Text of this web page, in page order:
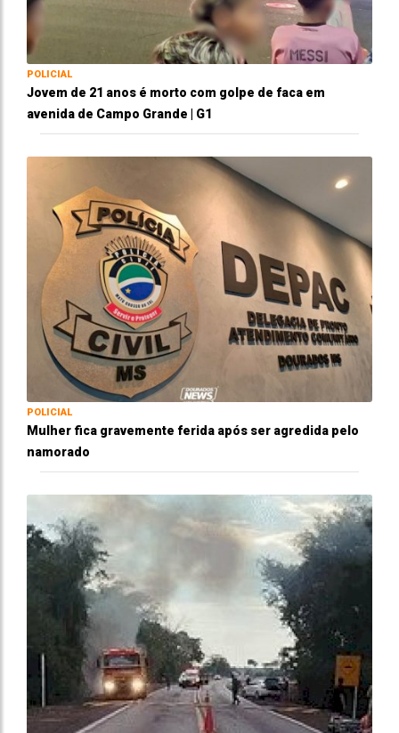
POLICIAL
Jovem de 21 anos é morto com golpe de faca em
avenida de Campo Grande | G1
POLICIAL
Mulher fica gravemente ferida após ser agredida pelo
namorado